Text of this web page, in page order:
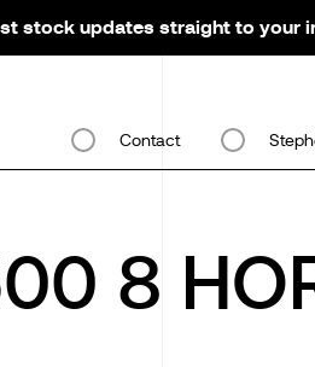
Contact
8
stock updates straight to your